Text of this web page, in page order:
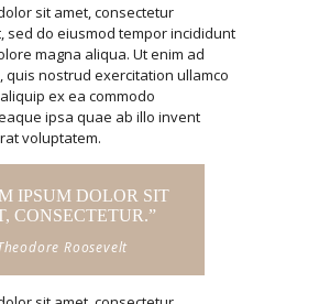
sit amet, consectetur
sed do eiusmod tempor incididunt
magna aliqua. Ut enim ad
quis nostrud exercitation ullamco
ex ea commodo
ipsa quae ab illo invent
voluptatem.
IPSUM DOLOR SIT
CONSECTETUR.”
Roosevelt